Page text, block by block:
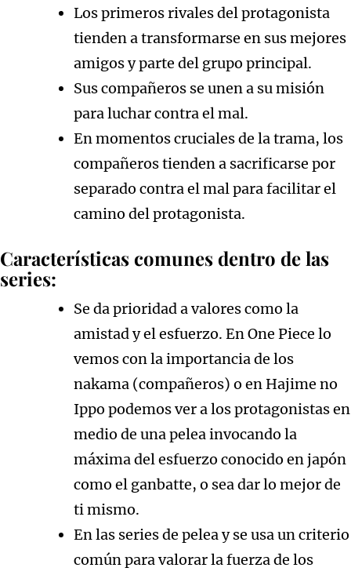
Los primeros rivales del protagonista
tienden a transformarse en sus mejores
amigos y parte del grupo principal.
Sus compañeros se unen a su misión
para luchar contra el mal.
En momentos cruciales de la trama, los
compañeros tienden a sacrificarse por
separado contra el mal para facilitar el
camino del protagonista.
Características comunes dentro de las
series:
Se da prioridad a valores como la
amistad y el esfuerzo. En One Piece lo
vemos con la importancia de los
nakama (compañeros) o en Hajime no
Ippo podemos ver a los protagonistas en
medio de una pelea invocando la
máxima del esfuerzo conocido en japón
como el ganbatte, o sea dar lo mejor de
ti mismo.
En las series de pelea y se usa un criterio
común para valorar la fuerza de los